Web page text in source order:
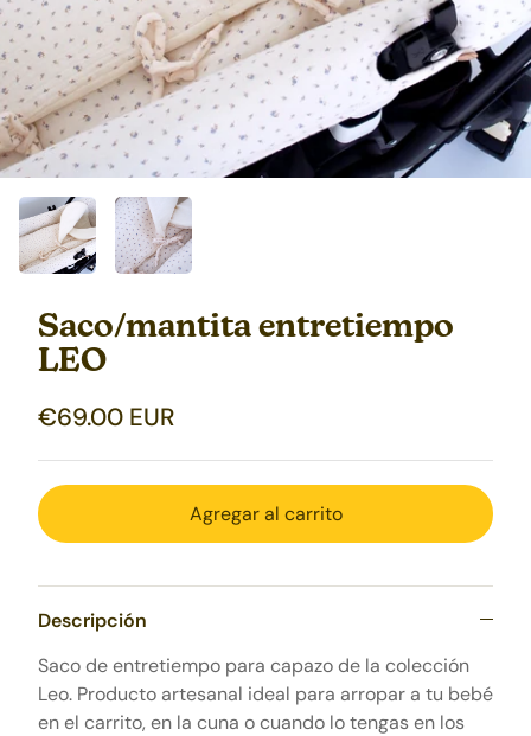
Saco/mantita entretiempo
LEO
€69.00 EUR
Agregar al carrito
Descripción
Saco de entretiempo para capazo de la colección
Leo. Producto artesanal ideal para arropar a tu bebé
en el carrito, en la cuna o cuando lo tengas en los